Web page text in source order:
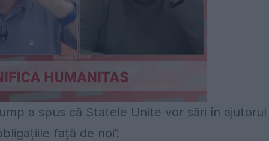
a spus că Statele Unite vor sări în ajutorul
față de noi”.